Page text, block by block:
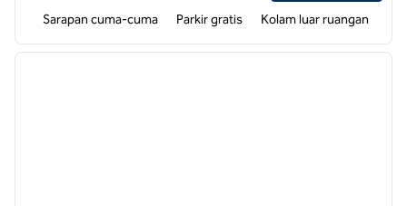
Sarapan cuma-cuma Parkir gratis Kolam luar ruangan
1 dari 12